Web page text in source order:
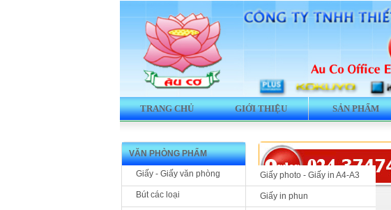
TRANG CHỦ GIỚI THIỆU SẢN PHẨM
VĂN PHÒNG PHẨM
Giấy - Giấy văn phòng Giấy photo - Giấy in A4-A3
Giấy in phun
Bút các loại